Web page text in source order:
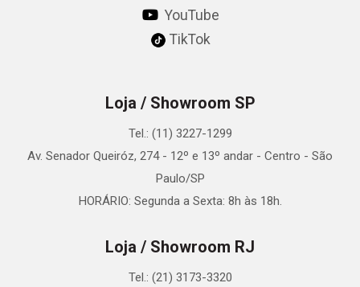
YouTube
TikTok
Loja / Showroom SP
Tel.: (11) 3227-1299
Av. Senador Queiróz, 274 - 12º e 13º andar - Centro - São
Paulo/SP
HORÁRIO: Segunda a Sexta: 8h às 18h.
Loja / Showroom RJ
Tel.: (21) 3173-3320